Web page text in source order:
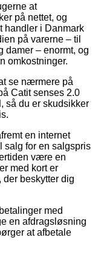
at
på nettet, og
handler i Danmark
på varerne – til
damer – enormt, og
omkostninger.
se nærmere på
Catit senses 2.0
så du er skudsikker
en internet
salg for en salgspris
være en
med kort er
beskytter dig
med
en afdragsløsning
at afbetale